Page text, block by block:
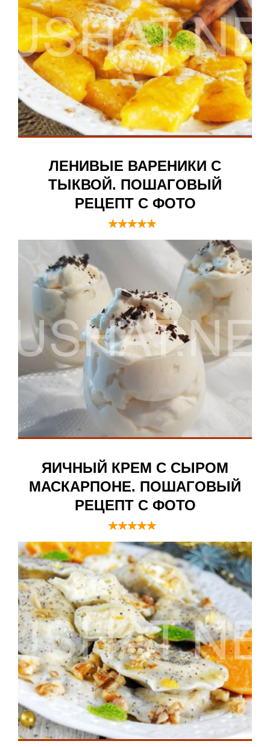
ЛЕНИВЫЕ ВАРЕНИКИ С
ТЫКВОЙ. ПОШАГОВЫЙ
РЕЦЕПТ С ФОТО
ЯИЧНЫЙ КРЕМ С СЫРОМ
МАСКАРПОНЕ. ПОШАГОВЫЙ
РЕЦЕПТ С ФОТО